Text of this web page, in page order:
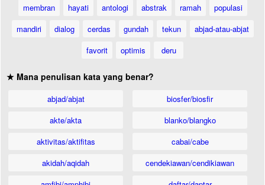
membran
hayati antologi abstrak ramah
populasi
mandiri
dialog cerdas gundah tekun
abjad-atau-abjat
favorit
optimis deru
★ Mana penulisan kata yang benar?
abjad/abjat
akte/akta
aktivitas/aktifitas
akidah/aqidah
biosfer/biosfir
blanko/blangko
cabai/cabe
cendekiawan/cendikiawan